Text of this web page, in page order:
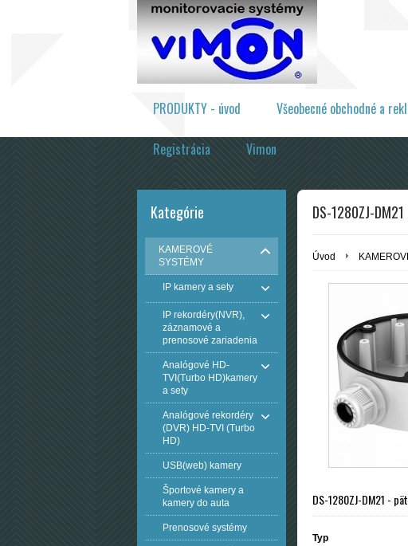
PRODUKTY - úvod Všeobecné obchodné a
Registrácia Vimon
Kategórie
KAMEROVÉ
SYSTÉMY
IP kamery a sety
IP rekordéry(NVR),
záznamové a
prenosové zariadenia
Analógové HD-
TVI(Turbo HD)kamery
a sety
Analógové rekordéry
(DVR) HD-TVI (Turbo
HD)
USB(web) kamery
Športové kamery a
kamery do auta
Prenosové systémy
DS-1280ZJ-
Úvod
DS-1280ZJ-DM21 -
Typ